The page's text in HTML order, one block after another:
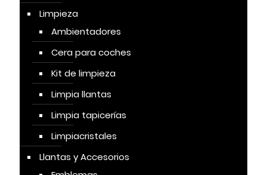
Limpieza
Ambientadores
Cera para coches
Kit de limpieza
Limpia llantas
Limpia tapicerías
Limpiacristales
Llantas y Accesorios